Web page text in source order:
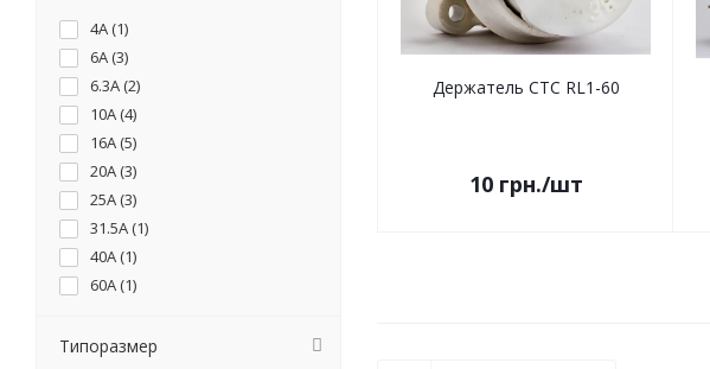
Держатель СТС RL1-60
10грн./шт
4А (1)
6А (3)
6.3А (2)
10А (4)
16А (5)
20А (3)
25А (3)
31.5А (1)
40А (1)
60А (1)
80А (1)
Типоразмер